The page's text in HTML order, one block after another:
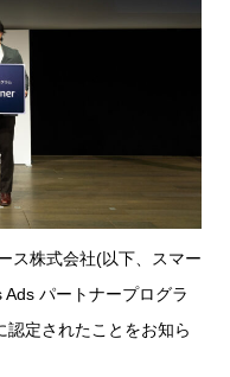
ス株式会社(以下、スマー
パートナープログラ
定されたことをお知ら